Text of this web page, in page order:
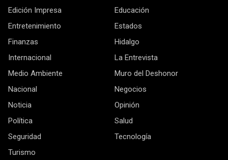
Edición Impresa
Educación
Entretenimiento
Estados
Finanzas
Hidalgo
Internacional
La Entrevista
Medio Ambiente
Muro del Deshonor
Nacional
Negocios
Noticia
Opinión
Política
Salud
Seguridad
Tecnología
Turismo